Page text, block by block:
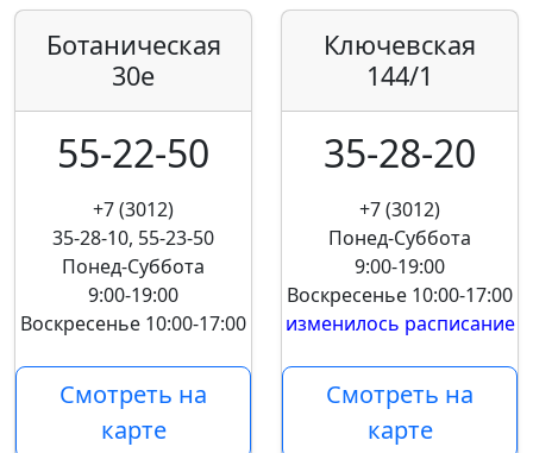
Ботаническая
30е
55-22-50
+7 (3012)
35-28-10, 55-23-50
Понед-Суббота
9:00-19:00
Воскресенье 10:00-17:00
Смотреть на
карте
Ключевская
144/1
35-28-20
+7 (3012)
Понед-Суббота
9:00-19:00
Воскресенье 10:00-17:00
изменилось расписание
Смотреть на
карте